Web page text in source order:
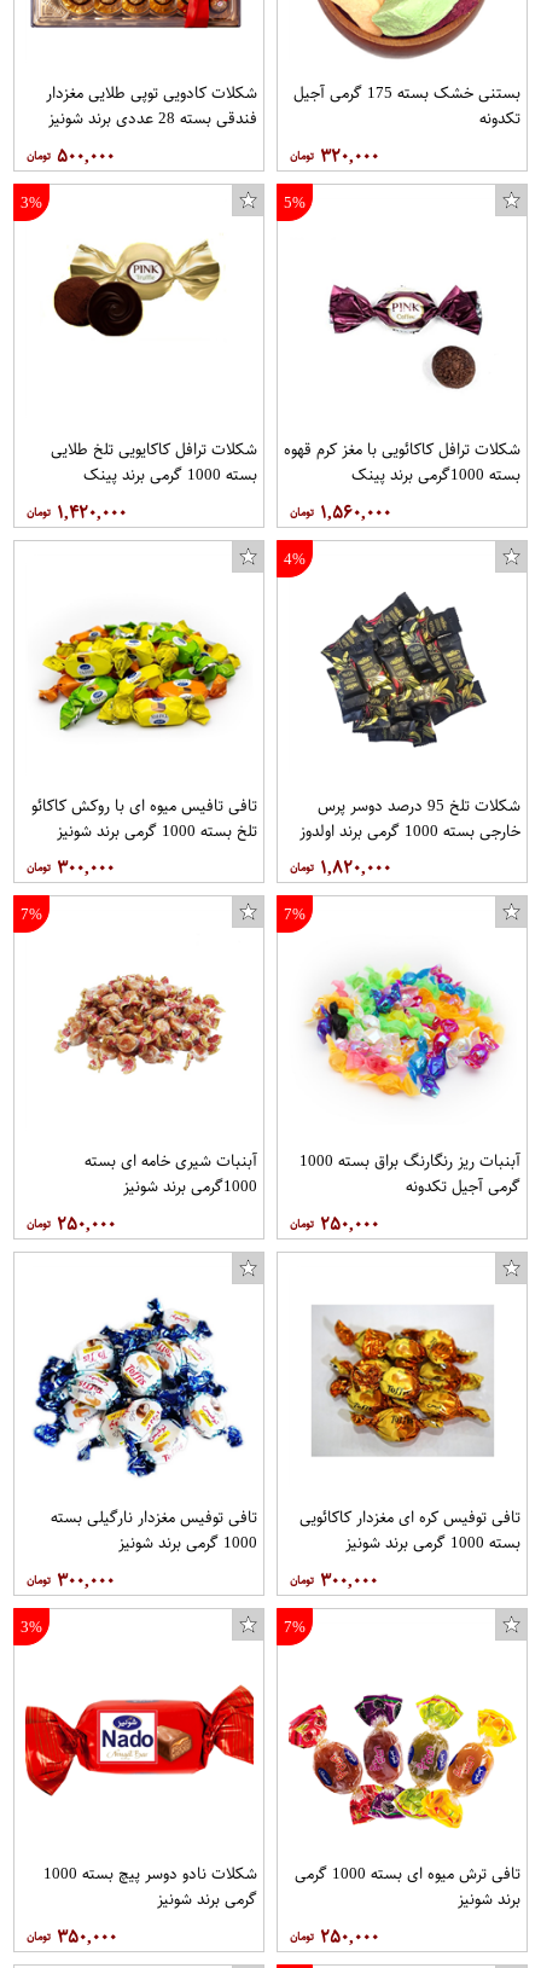
بستنی خشک بسته 175 گرمی آجیل
تکدونه
۳۲۰,۰۰۰
شکلات کادویی توپی طلایی مغزدار
فندقی بسته 28 عددی برند شونیز
۵۰۰,۰۰۰
5%
شکلات ترافل کاکائویی با مغز کرم قهوه
بسته 1000گرمی برند پینک
۱,۵۶۰,۰۰۰
3%
شکلات ترافل کاکایویی تلخ طلایی
بسته 1000 گرمی برند پینک
۱,۴۲۰,۰۰۰
4%
شکلات تلخ 95 درصد دوسر پرس
خارجی بسته 1000 گرمی برند اولدوز
۱,۸۲۰,۰۰۰
تافی تافیس میوه ای با روکش کاکائو
تلخ بسته 1000 گرمی برند شونیز
۳۰۰,۰۰۰
7%
آبنبات ریز رنگارنگ براق بسته 1000
گرمی آجیل تکدونه
۲۵۰,۰۰۰
7%
آبنبات شیری خامه ای بسته
1000گرمی برند شونیز
۲۵۰,۰۰۰
تافی توفیس کره ای مغزدار کاکائویی
بسته 1000 گرمی برند شونیز
۳۰۰,۰۰۰
تافی توفیس مغزدار نارگیلی بسته
1000 گرمی برند شونیز
۳۰۰,۰۰۰
7%
تافی ترش میوه ای بسته 1000 گرمی
برند شونیز
۲۵۰,۰۰۰
3%
شکلات نادو دوسر پیچ بسته 1000
گرمی برند شونیز
۳۵۰,۰۰۰